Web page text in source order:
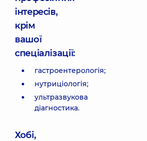
інтересів,
крім
вашої
спеціалізації:
гастроентерологія;
нутриціологія;
ультразвукова
діагностика.
Хобі,